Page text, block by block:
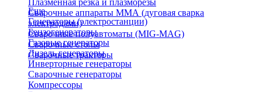
Плазменная резка и плазморезы
Сварочные аппараты ММА (дуговая сварка
электродами)
Сварочные полуавтоматы (MIG-MAG)
Сварочные столы
Сварочные тракторы
Еще
Генераторы (электростанции)
Бензогенераторы
Газовые генераторы
Дизель генераторы
Инверторные генераторы
Сварочные генераторы
Компрессоры